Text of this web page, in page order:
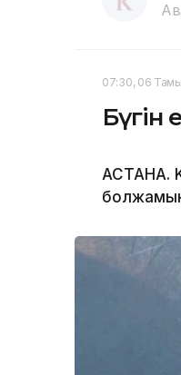
07:30, 06
Бүгін
АСТАНА.